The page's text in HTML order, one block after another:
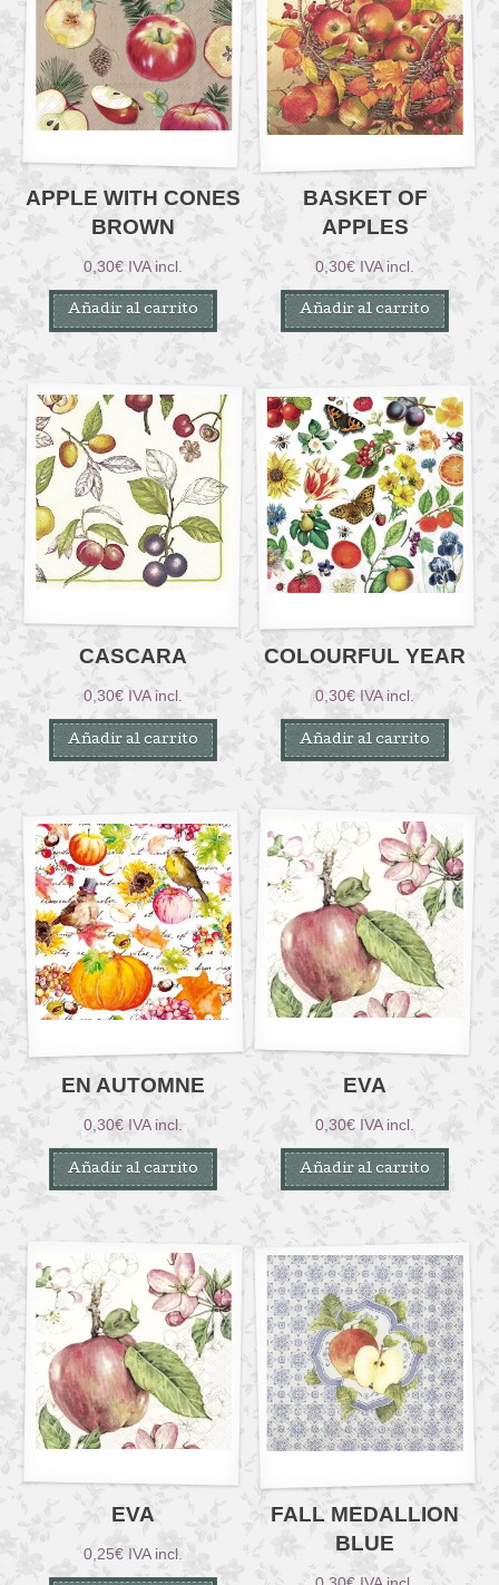
APPLE WITH CONES
BROWN
0,30€ IVA incl.
Añadir al carrito
BASKET OF
APPLES
0,30€ IVA incl.
Añadir al carrito
CASCARA
0,30€ IVA incl.
Añadir al carrito
COLOURFUL YEAR
0,30€ IVA incl.
Añadir al carrito
EN AUTOMNE
0,30€ IVA incl.
Añadir al carrito
EVA
0,30€ IVA incl.
Añadir al carrito
EVA
0,25€ IVA incl.
FALL MEDALLION
BLUE